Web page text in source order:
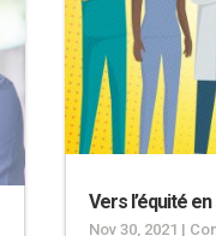
Vers l’équité
Nov 30, 2021 |